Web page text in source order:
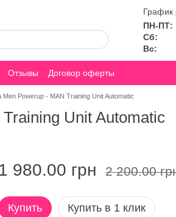
График
ПН-ПТ:
Сб:
Вс:
Отзывы
Договор оферты
Powerup - MAN Training Unit Automatic
Unit Automatic
1 980.00 грн 2 200.00
Купить Купить в 1 клик